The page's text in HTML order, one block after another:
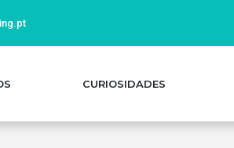
CURIOSIDADES